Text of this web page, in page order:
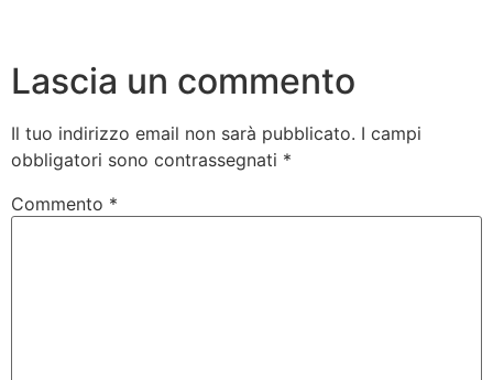
Lascia un commento
Il tuo indirizzo email non sarà pubblicato. I campi
obbligatori sono contrassegnati *
Commento *